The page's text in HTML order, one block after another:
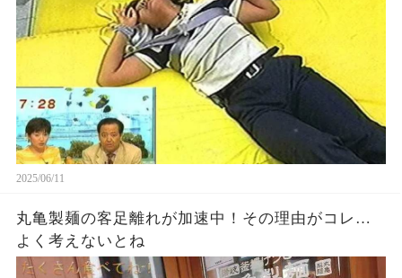
2025/06/11
丸亀製麺の客足離れが加速中！その理由がコレ…
よく考えないとね